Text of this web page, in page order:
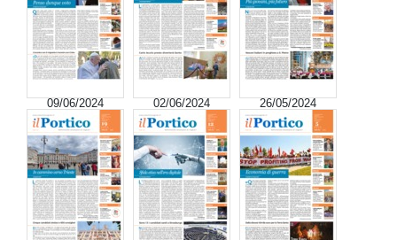
09/06/2024 02/06/2024 26/05/2024